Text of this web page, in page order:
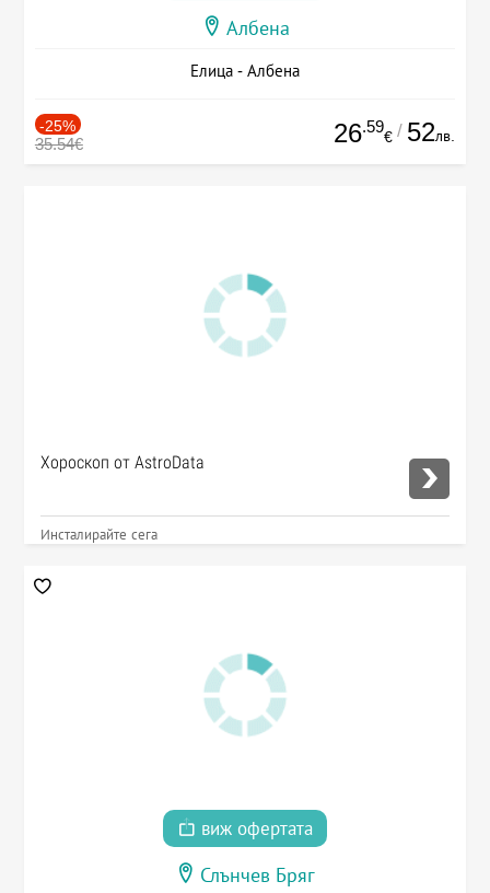
Албена
Елица - Албена
-25%
35.54€ 26.59
€ / 52лв.
Хороскоп от AstroData
Инсталирайте сега
виж офертата
Слънчев Бряг